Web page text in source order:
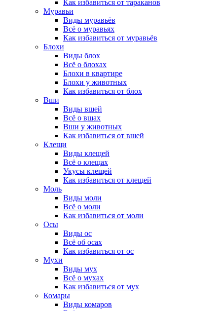
Как избавиться от тараканов
Муравьи
Виды муравьёв
Всё о муравьях
Как избавиться от муравьёв
Блохи
Виды блох
Всё о блохах
Блохи в квартире
Блохи у животных
Как избавиться от блох
Вши
Виды вшей
Всё о вшах
Вши у животных
Как избавиться от вшей
Клещи
Виды клещей
Всё о клещах
Укусы клещей
Как избавиться от клещей
Моль
Виды моли
Всё о моли
Как избавиться от моли
Осы
Виды ос
Всё об осах
Как избавиться от ос
Мухи
Виды мух
Всё о мухах
Как избавиться от мух
Комары
Виды комаров